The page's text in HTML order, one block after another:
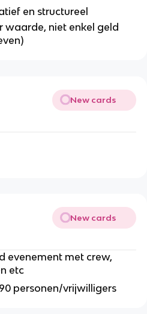
en structureel
waarde, niet enkel geld
New cards
New cards
evenement met crew,
etc
personen/vrijwilligers